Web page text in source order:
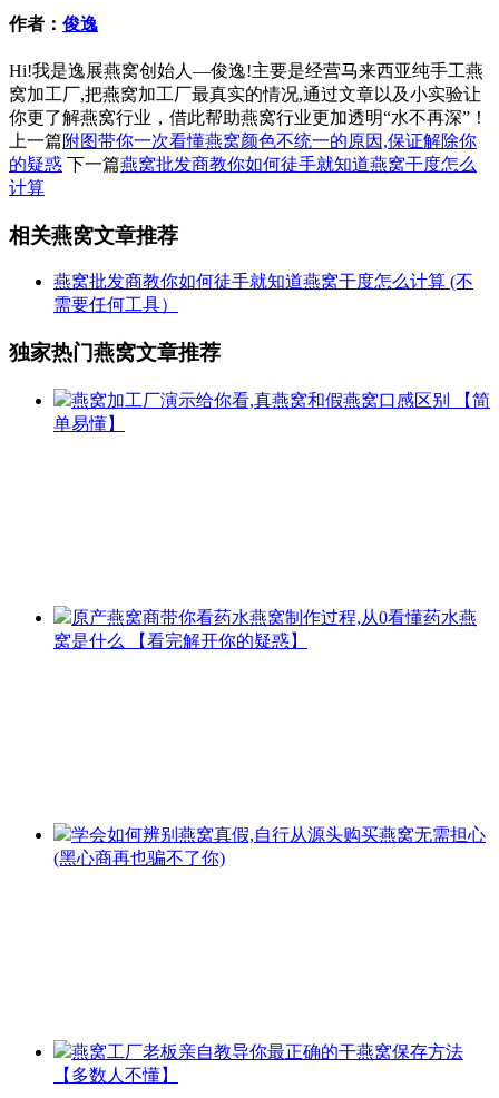
作者： 俊逸
Hi!我是逸展燕窝创始人—俊逸!主要是经营马来西亚纯手工燕
窝加工厂,把燕窝加工厂最真实的情况,通过文章以及小实验让
你更了解燕窝行业，借此帮助燕窝行业更加透明“水不再深”！
上一篇附图带你一次看懂燕窝颜色不统一的原因,保证解除你
的疑惑 下一篇燕窝批发商教你如何徒手就知道燕窝干度怎么
计算
相关燕窝文章推荐
燕窝批发商教你如何徒手就知道燕窝干度怎么计算 (不
需要任何工具）
独家热门燕窝文章推荐
燕窝加工厂演示给你看,真燕窝和假燕窝口感区别
【简
单易懂】
原产燕窝商带你看药水燕窝制作过程,从0看懂药水燕
窝是什么
【看完解开你的疑惑】
学会如何辨别燕窝真假,自行从源头购买燕窝无需担心
(黑心商再也骗不了你)
燕窝工厂老板亲自教导你最正确的干燕窝保存方法
【多数人不懂】